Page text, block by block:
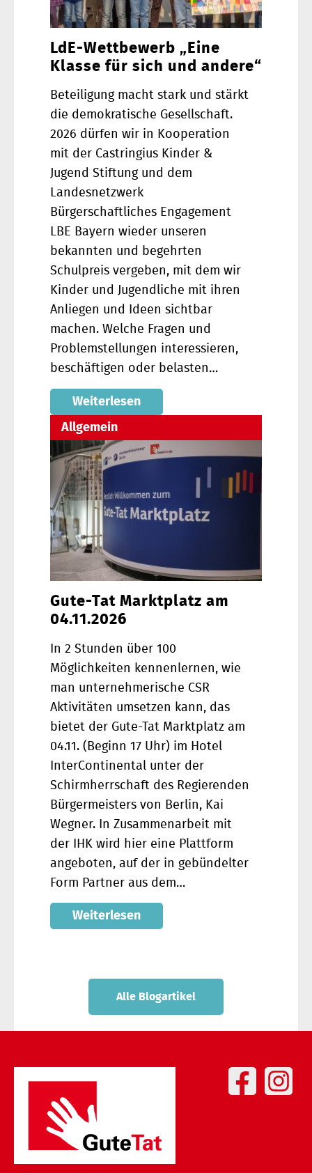
LdE-Wettbewerb „Eine
Klasse für sich und andere“
Beteiligung macht stark und stärkt
die demokratische Gesellschaft.
2026 dürfen wir in Kooperation
mit der Castringius Kinder &
Jugend Stiftung und dem
Landesnetzwerk
Bürgerschaftliches Engagement
LBE Bayern wieder unseren
bekannten und begehrten
Schulpreis vergeben, mit dem wir
Kinder und Jugendliche mit ihren
Anliegen und Ideen sichtbar
machen. Welche Fragen und
Problemstellungen interessieren,
beschäftigen oder belasten…
Weiterlesen
Allgemein
Gute-Tat Marktplatz am
04.11.2026
In 2 Stunden über 100
Möglichkeiten kennenlernen, wie
man unternehmerische CSR
Aktivitäten umsetzen kann, das
bietet der Gute-Tat Marktplatz am
04.11. (Beginn 17 Uhr) im Hotel
InterContinental unter der
Schirmherrschaft des Regierenden
Bürgermeisters von Berlin, Kai
Wegner. In Zusammenarbeit mit
der IHK wird hier eine Plattform
angeboten, auf der in gebündelter
Form Partner aus dem…
Weiterlesen
Alle Blogartikel